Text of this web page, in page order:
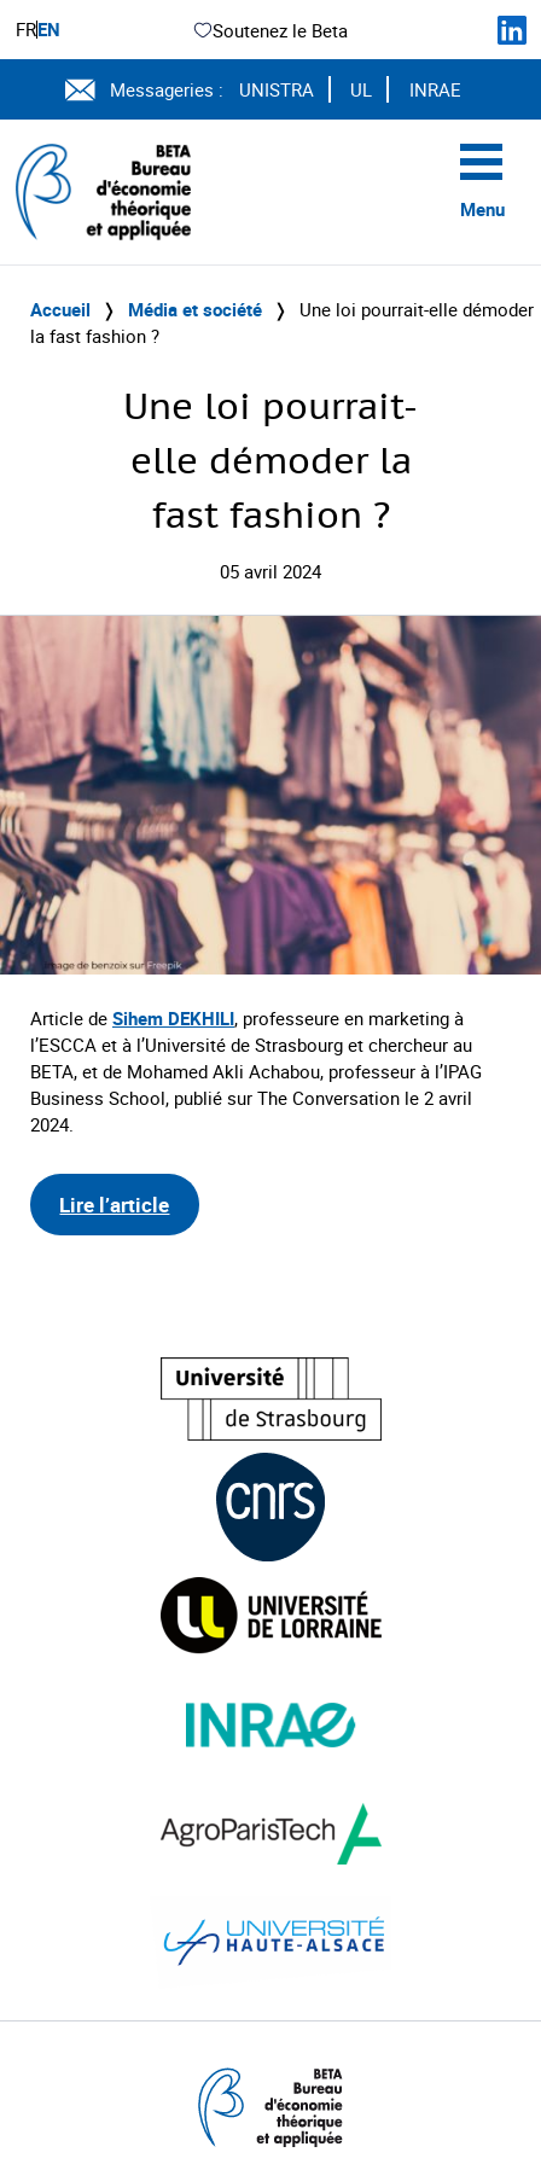
FREN Soutenez le Beta
Messageries : UNISTRA UL INRAE
Menu
Accueil ❭ Média et société ❭
Une loi pourrait-elle démoder
la fast fashion ?
Une loi pourrait-
elle démoder la
fast fashion ?
05 avril 2024
Article de Sihem DEKHILI, professeure en marketing à
l’ESCCA et à l’Université de Strasbourg et chercheur au
BETA, et de Mohamed Akli Achabou, professeur à l’IPAG
Business School, publié sur The Conversation le 2 avril
2024.
Lire l’article